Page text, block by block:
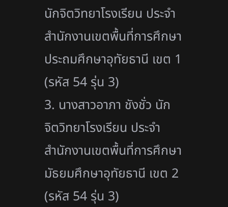
นักจิตวิทยาโรงเรียน ประจำ
สำนักงานเขตพื้นที่การศึกษา
ประถมศึกษาอุทัยธานี เขต 1
(รหัส 54 รุ่น 3)
3. นางสาวอาภา ชังชั่ว นัก
จิตวิทยาโรงเรียน ประจำ
สำนักงานเขตพื้นที่การศึกษา
มัธยมศึกษาอุทัยธานี เขต 2
(รหัส 54 รุ่น 3)